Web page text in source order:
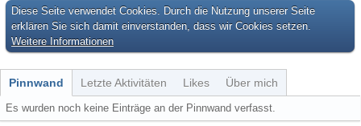
Diese Seite verwendet Cookies. Durch die Nutzung unserer Seite
erklären Sie sich damit einverstanden, dass wir Cookies setzen.
Weitere Informationen
Pinnwand Letzte Aktivitäten Likes Über mich
Es wurden noch keine Einträge an der Pinnwand verfasst.